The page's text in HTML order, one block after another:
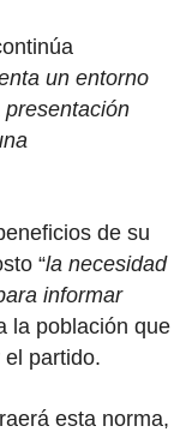
un entorno
de su
“la necesidad
informar
la población que
partido.
esta norma,